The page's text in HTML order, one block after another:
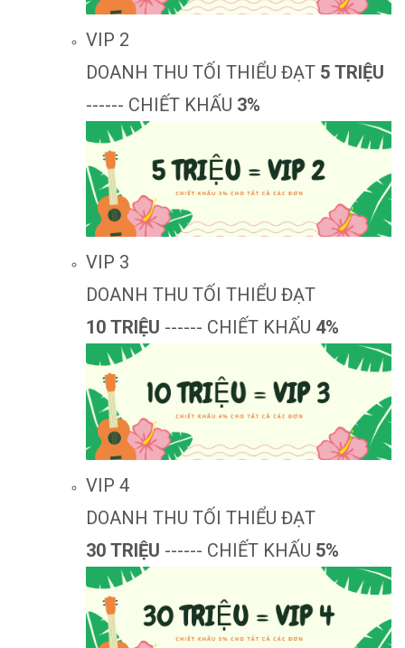
VIP 2
DOANH THU TỐI THIỂU ĐẠT 5 TRIỆU
------ CHIẾT KHẤU 3%
VIP 3
DOANH THU TỐI THIỂU ĐẠT
10 TRIỆU ------ CHIẾT KHẤU 4%
VIP 4
DOANH THU TỐI THIỂU ĐẠT
30 TRIỆU ------ CHIẾT KHẤU 5%